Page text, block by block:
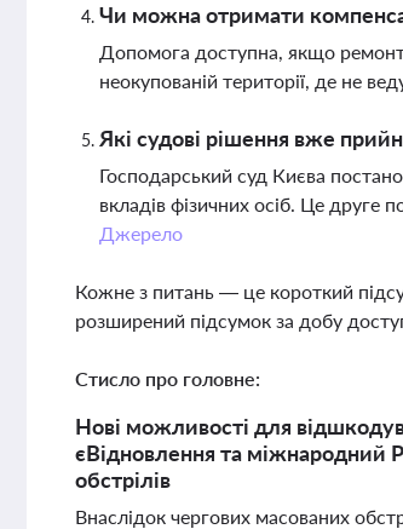
Чи можна отримати
Допомога доступна, якщо
неокупованій території, де не
Які судові рішення вже
Господарський суд Києва
вкладів фізичних осіб. Це друге
Джерело
Кожне з питань — це короткий
розширений підсумок за добу
Стисло про головне:
Нові можливості для
єВідновлення та міжнародний
обстрілів
Внаслідок чергових масованих